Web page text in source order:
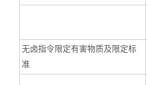
无卤指令限定有害物质及限定标
准